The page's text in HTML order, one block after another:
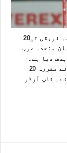
شارجہ کرکٹ اسٹیڈیم میں کھیلے جانے والے سہ فریقی ٹی20
متحدہ عرب
کے لیے 172 رنز کا ہدف دیا ہے۔
پاکستان نے ٹاس جیت کر پہلے بیٹنگ کرتے ہوئے مقررہ 20
پر 171 رنز بنائے۔ ٹاپ آرڈر